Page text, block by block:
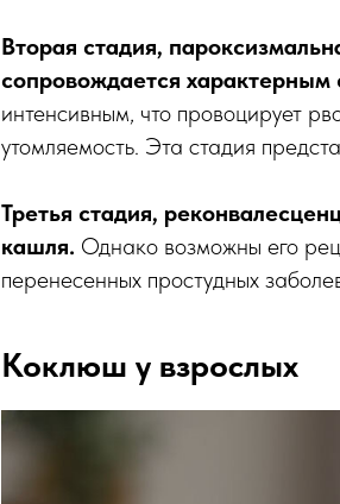
Вторая стадия,
сопровождается
интенсивным, что провоцирует
утомляемость. Эта стадия
Третья стадия,
кашля. Однако возможны его
перенесенных простудных
Коклюш у взрослых